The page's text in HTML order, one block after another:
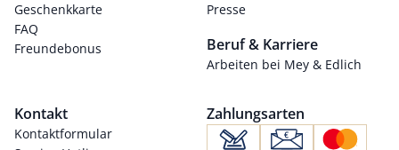
Geschenkkarte
FAQ
Freundebonus
Presse
Beruf & Karriere
Arbeiten bei Mey & Edlich
Kontakt
Kontaktformular
Zahlungsarten